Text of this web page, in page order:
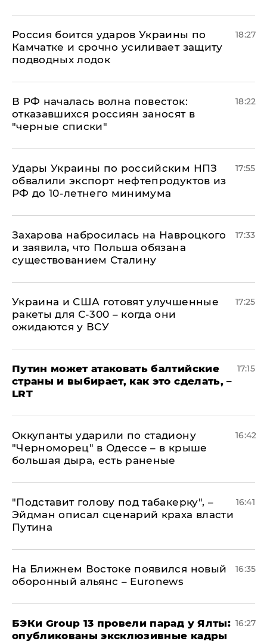
Россия боится ударов Украины по
Камчатке и срочно усиливает защиту
подводных лодок
18:27
​В РФ началась волна повесток:
отказавшихся россиян заносят в
"черные списки"
18:22
Удары Украины по российским НПЗ
обвалили экспорт нефтепродуктов из
РФ до 10-летнего минимума
17:55
​Захарова набросилась на Навроцкого
и заявила, что Польша обязана
существованием Сталину
17:33
Украина и США готовят улучшенные
ракеты для С-300 – когда они
ожидаются у ВСУ
17:25
Путин может атаковать балтийские
страны и выбирает, как это сделать, –
LRT
17:15
Оккупанты ударили по стадиону
"Черноморец" в Одессе – в крыше
большая дыра, есть раненые
16:42
​"Подставит голову под табакерку", –
Эйдман описал сценарий краха власти
Путина
16:41
На Ближнем Востоке появился новый
оборонный альянс – Euronews
16:35
​БЭКи Group 13 провели парад у Ялты:
опубликованы эксклюзивные кадры
16:27